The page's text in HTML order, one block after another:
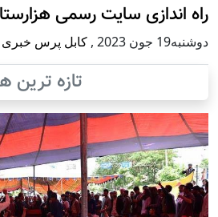
راه اندازی سایت رسمی
دوشنبه19 جون 2023 , کابل پرس خبری
تازه ترین